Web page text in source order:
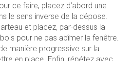
ce faire, placez d’abord une
le sens inverse de la dépose.
et placez, par-dessus la
pour ne pas abîmer la fenêtre.
manière progressive sur la